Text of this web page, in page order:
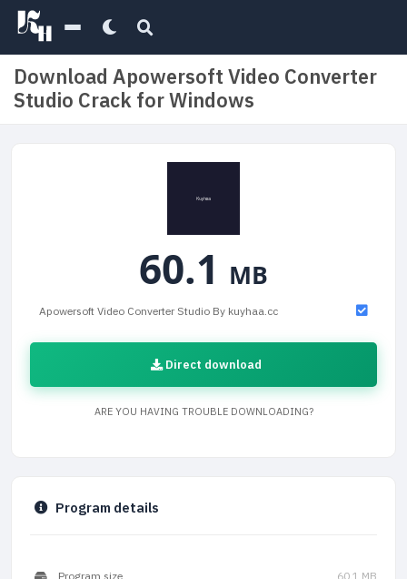
Download Apowersoft Video Converter
Studio Crack for Windows
60.1 MB
Apowersoft Video Converter Studio By kuyhaa.cc
Direct download
ARE YOU HAVING TROUBLE DOWNLOADING?
Program details